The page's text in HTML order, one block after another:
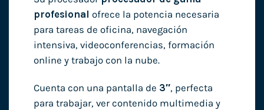
profesional ofrece la potencia necesaria
para tareas de oficina, navegación
intensiva, videoconferencias, formación
online y trabajo con la nube.
Cuenta con una pantalla de 3″, perfecta
para trabajar, ver contenido multimedia y